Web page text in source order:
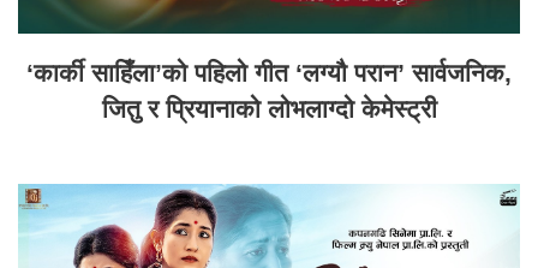
‘कार्की साहिँला’को पहिलो गीत ‘लग्यौ परान’ सार्वजनिक,
जितु र प्रियानाको लोभलाग्दो केमेस्ट्री